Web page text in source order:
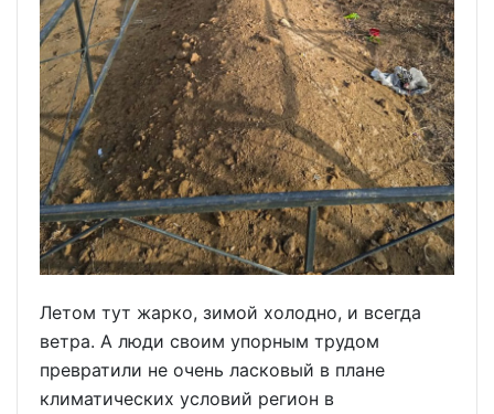
Летом тут жарко, зимой холодно, и всегда
ветра. А люди своим упорным трудом
превратили не очень ласковый в плане
климатических условий регион в